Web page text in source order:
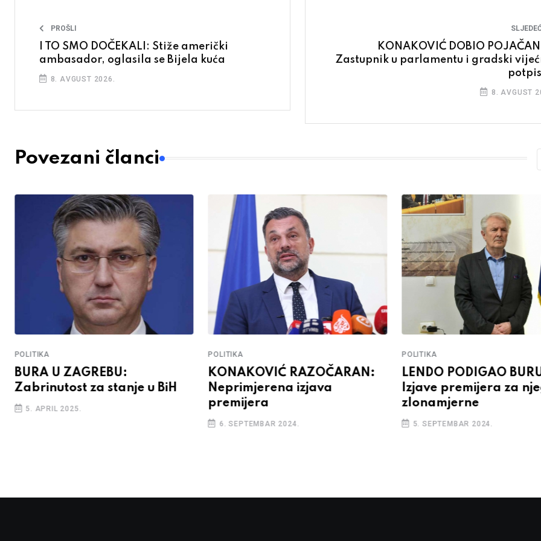
PROŠLI
I TO SMO DOČEKALI: Stiže američki
ambasador, oglasila se Bijela kuća
8. AVGUST 2026.
KONAKOVIĆ DOBIO
Zastupnik u parlamentu i gradski
8. AVGUST
Povezani članci
POLITIKA
BURA U ZAGREBU:
Zabrinutost za stanje u BiH
5. APRIL 2025.
POLITIKA
KONAKOVIĆ RAZOČARAN:
Neprimjerena izjava
premijera
6. SEPTEMBAR 2024.
POLITIKA
LENDO PODIGAO
Izjave premijera za
zlonamjerne
5. SEPTEMBAR 2024.